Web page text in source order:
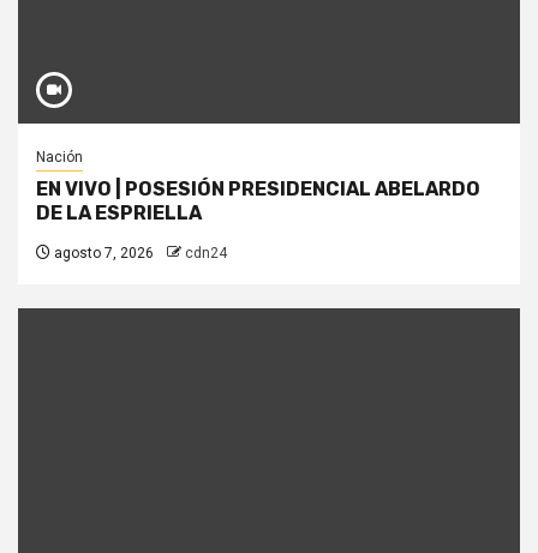
Nación
EN VIVO | POSESIÓN PRESIDENCIAL ABELARDO
DE LA ESPRIELLA
agosto 7, 2026 cdn24